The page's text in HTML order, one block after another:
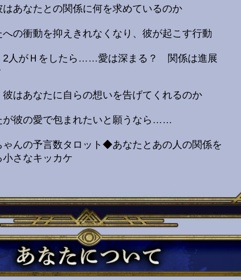
はあなたとの関係に何を求めているのか
への衝動を抑えきれなくなり、彼が起こす行動
2人がＨをしたら……愛は深まる？ 関係は進展
彼はあなたに自らの想いを告げてくれるのか
が彼の愛で包まれたいと願うなら……
ゃんの予言数タロット◆あなたとあの人の関係を
小さなキッカケ